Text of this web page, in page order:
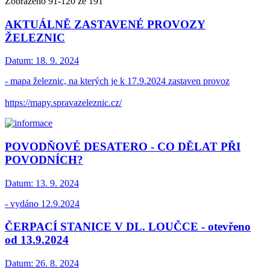
AKTUÁLNĚ ZASTAVENÉ PROVOZY
ŽELEZNIC
Datum: 18. 9. 2024
- mapa železnic, na kterých je k 17.9.2024 zastaven provoz
https://mapy.spravazeleznic.cz/
POVODŇOVÉ DESATERO - CO DĚLAT PŘI
POVODNÍCH?
Datum: 13. 9. 2024
- vydáno 12.9.2024
ČERPACÍ STANICE V DL. LOUČCE - otevřeno
od 13.9.2024
Datum: 26. 8. 2024